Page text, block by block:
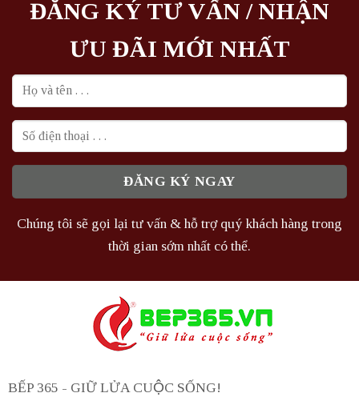
ĐĂNG KÝ TƯ VẤN / NHẬN
ƯU ĐÃI MỚI NHẤT
Chúng tôi sẽ gọi lại tư vấn & hỗ trợ quý khách hàng trong
thời gian sớm nhất có thể.
BẾP 365 - GIỮ LỬA CUỘC SỐNG!